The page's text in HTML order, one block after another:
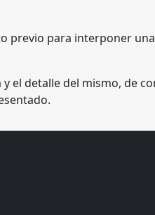
previo para interponer
el detalle del mismo, de